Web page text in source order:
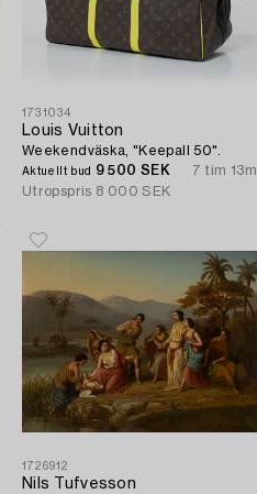
1731034
Louis Vuitton
Weekendväska, "Keepall 50".
Aktuellt bud 9 500 SEK
7 tim 13m
Utropspris 8 000 SEK
1726912
Nils Tufvesson